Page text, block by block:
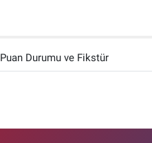
Puan Durumu ve Fikstür